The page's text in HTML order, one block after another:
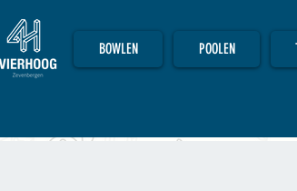
BOWLEN POOLEN